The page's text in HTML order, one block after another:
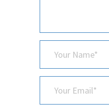
Name
Email